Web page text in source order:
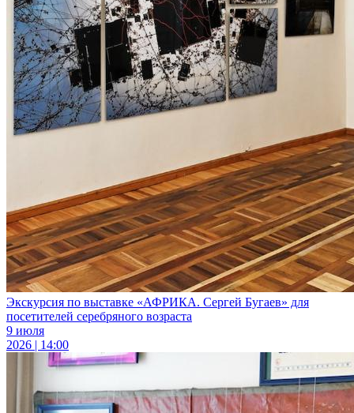
Экскурсия по выставке «АФРИКА. Сергей Бугаев» для
посетителей серебряного возраста
9 июля
2026 | 14:00